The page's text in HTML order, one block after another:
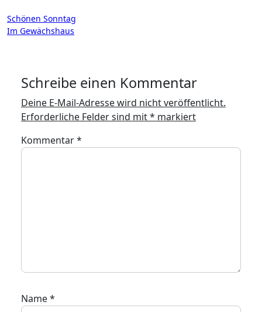
Beitragsnavigation
Schönen Sonntag
Im Gewächshaus
Schreibe einen Kommentar
Deine E-Mail-Adresse wird nicht veröffentlicht.
Erforderliche Felder sind mit* markiert
Kommentar*
Name*